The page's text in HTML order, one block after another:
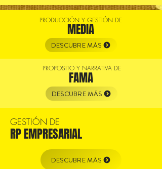
PRODUCCIÓN Y GESTIÓN DE
MEDIA
DESCUBRE MÁS
PROPOSITO Y NARRATIVA DE
FAMA
DESCUBRE MÁS
GESTIÓN DE
RP EMPRESARIAL
DESCUBRE MÁS